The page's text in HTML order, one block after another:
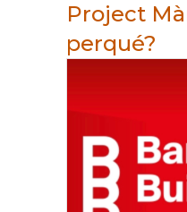
Project
perqué?